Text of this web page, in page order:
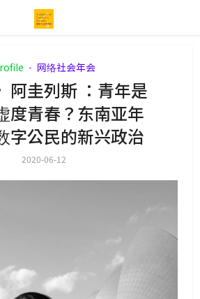
• 网络社会年会
阿圭列斯 ：青年是
度青春？东南亚年
字公民的新兴政治
2020-06-12